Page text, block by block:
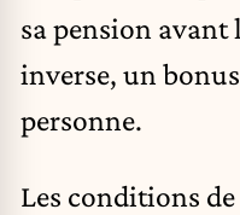
sa pension avant
inverse, un
personne.
Les conditions